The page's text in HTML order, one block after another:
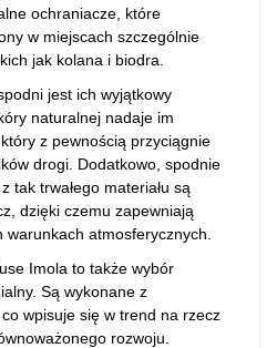
ochraniacze, które
w miejscach szczególnie
jak kolana i biodra.
jest ich wyjątkowy
naturalnej nadaje im
z pewnością przyciągnie
drogi. Dodatkowo, spodnie
tak trwałego materiału są
dzięki czemu zapewniają
atmosferycznych.
Imola to także wybór
Są wykonane z
wpisuje się w trend na rzecz
rozwoju.